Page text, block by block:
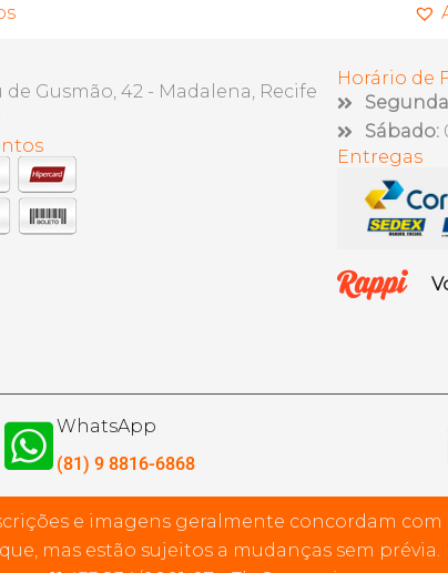
Gusmão, 42 - Madalena, Recife
Horário de
Sábado:
Entregas
WhatsApp
(81) 9 8816-6868
e imagens geralmente concordam com
mas estão sujeitos a mudanças sem prévia.